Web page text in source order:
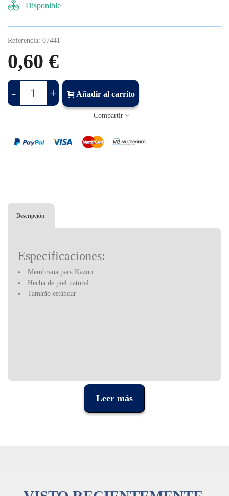
Disponible
Referencia: 07441
0,60 €
- + Añadir al carrito
Compartir
Descripción
Especificaciones:
Membrana para Kazoo
Hecha de piel natural
Tamaño estándar
Leer más